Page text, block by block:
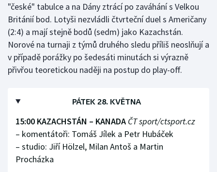
Sportovní střelba
Stolní tenis
Triatlon
Volejbal
Ostatní
"české" tabulce a na Dány ztrácí po zaváhání s Velkou
Británií bod. Lotyši nezvládli čtvrteční duel s Američany
(2:4) a mají stejně bodů (sedm) jako Kazachstán.
Norové na turnaji z týmů druhého sledu příliš neoslňují a
v případě porážky po šedesáti minutách si výrazně
přivřou teoretickou naději na postup do play-off.
PÁTEK 28. KVĚTNA
15:00 KAZACHSTÁN – KANADA ČT sport/ctsport.cz
– komentátoři: Tomáš Jílek a Petr Hubáček
– studio: Jiří Hölzel, Milan Antoš a Martin
Procházka